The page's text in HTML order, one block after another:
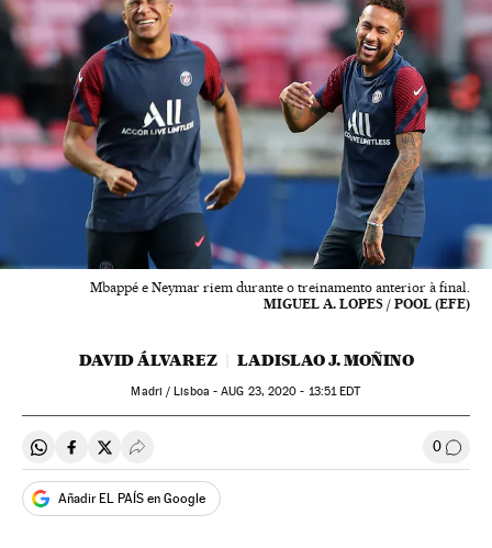
Mbappé e Neymar riem durante o treinamento anterior à final.
MIGUEL A. LOPES / POOL (EFE)
DAVID ÁLVAREZ LADISLAO J. MOÑINO
Madri / Lisboa -AUG 23, 2020 - 13:51EDT
Compartir en Whatsapp
Compartir en Facebook
Compartir en Twitter
Desplegar Redes Sociales 0
Añadir EL PAÍS en Google